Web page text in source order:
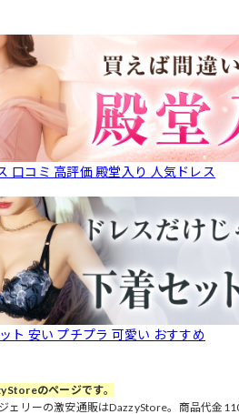
口コミ 高評価 殿堂入り 人気ドレス
ト 安い プチプラ 可愛い おすすめ
のページです。
ェリーの激安通販はDazzyStore。商品代金